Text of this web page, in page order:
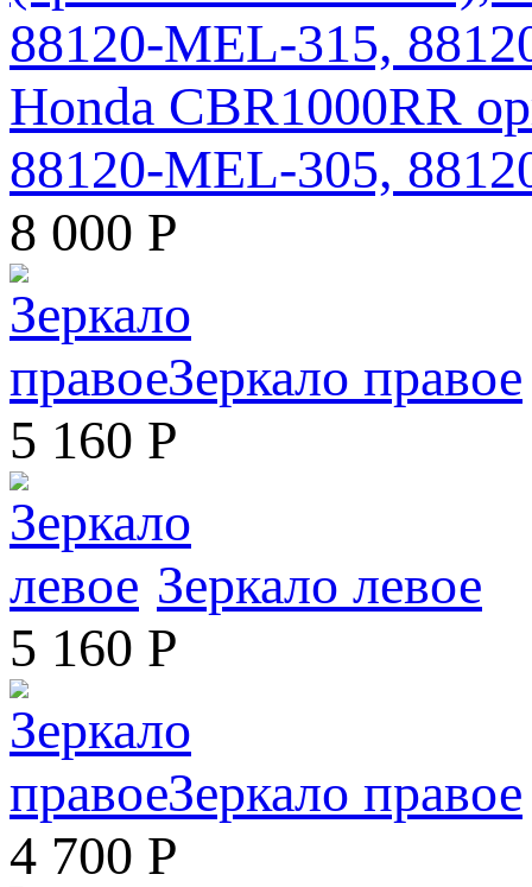
Honda CBR1000RR
88120-MEL-305,
8 000 Р
Зеркало правое
5 160 Р
Зеркало левое
5 160 Р
Зеркало правое
4 700 Р